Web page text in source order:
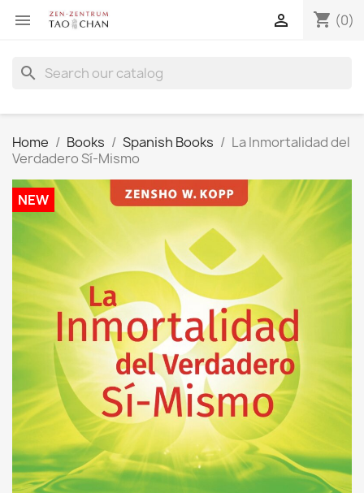
 shopping_cart (0)

search
Home Books Spanish Books
La Inmortalidad del
Verdadero Sí-Mismo
NEW